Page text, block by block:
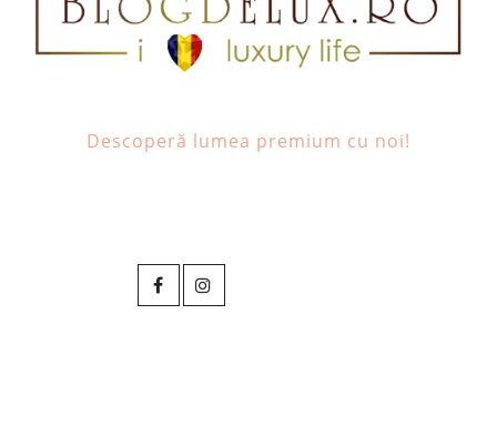
Descoperă lumea premium cu noi!